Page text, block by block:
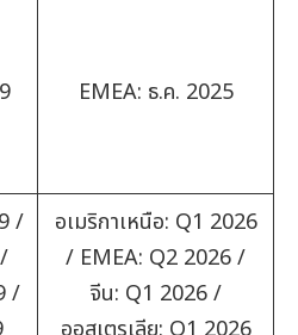
EMEA: ธ.ค. 2025
/
/
อเมริกาเหนือ: Q1 2026
/ EMEA: Q2 2026 /
จีน: Q1 2026 /